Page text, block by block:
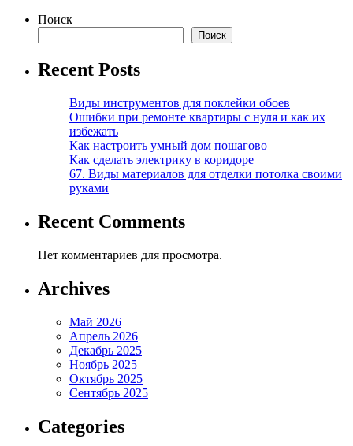
Поиск
Поиск
Recent Posts
Виды инструментов для поклейки обоев
Ошибки при ремонте квартиры с нуля и как их
избежать
Как настроить умный дом пошагово
Как сделать электрику в коридоре
67. Виды материалов для отделки потолка своими
руками
Recent Comments
Нет комментариев для просмотра.
Archives
Май 2026
Апрель 2026
Декабрь 2025
Ноябрь 2025
Октябрь 2025
Сентябрь 2025
Categories